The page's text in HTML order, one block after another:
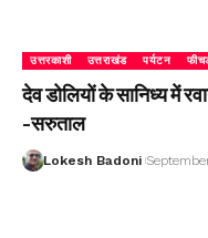
उत्तरकाशी उत्तराखंड पर्यटन
देव डोलियों के सानिध्य में
-सरुताल
Lokesh Badoni